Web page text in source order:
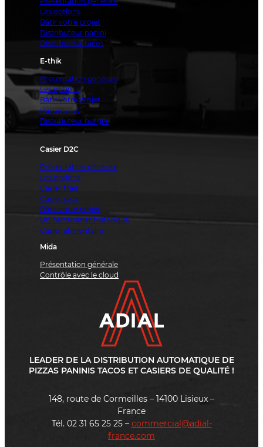
Les options
Bâtir votre projet
Distributeur panini
Distributeur tacos
E-thik
Présentation générale
Les options
Bâtir votre projet
Partenariat
Distributeur burger
Casier D2C
Présentation générale
Les options
Casier frais
Casier secs
Bâtir votre projet
Un partenariat historique
Casier alimentaire
Mida
Présentation générale
Contrôle avec le cloud
LEADER DE LA DISTRIBUTION AUTOMATIQUE DE
PIZZAS PANINIS TACOS ET CASIERS DE QUALITÉ !
148, route de Cormeilles – 14100 Lisieux –
France
Tél. 02 31 65 25 25 – commercial@adial-
france.com